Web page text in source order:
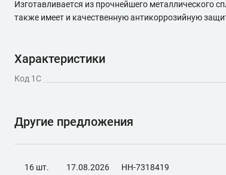
Изготавливается из прочнейшего металлического
также имеет и качественную антикоррозийную
Характеристики
Код 1С
Другие предложения
16 шт. 17.08.2026 НН-7318419